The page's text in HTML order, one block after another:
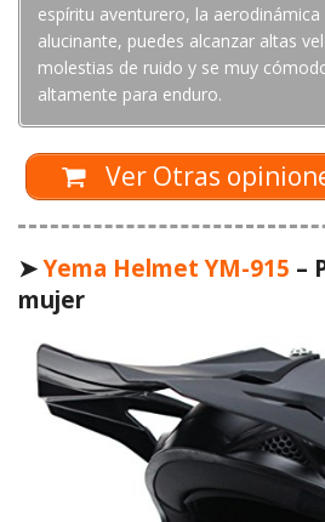
espíritu aventurero, la
alucinante, puedes alcanzar altas
molestias de ruido y se muy
altamente para enduro.
Ver Otras
➤Yema Helmet YM-915 –
mujer